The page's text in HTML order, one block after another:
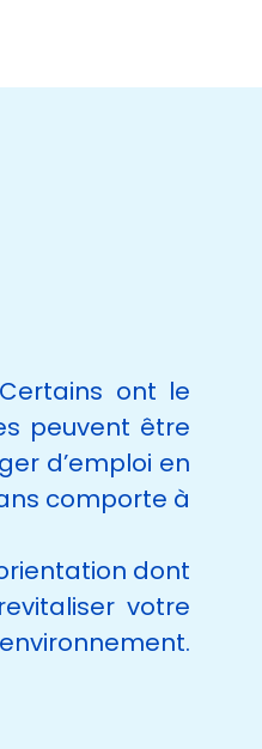
ont le
peuvent être
d’emploi en
comporte à
dont
votre